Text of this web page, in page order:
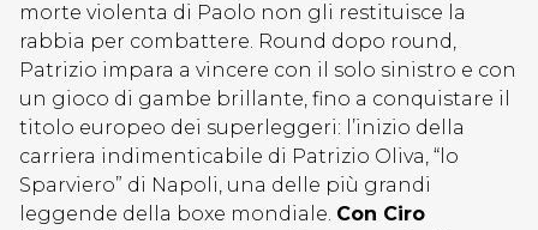
morte violenta di Paolo non gli restituisce la
rabbia per combattere. Round dopo round,
Patrizio impara a vincere con il solo sinistro e con
un gioco di gambe brillante, fino a conquistare il
titolo europeo dei superleggeri: l’inizio della
carriera indimenticabile di Patrizio Oliva, “lo
Sparviero” di Napoli, una delle più grandi
leggende della boxe mondiale. Con Ciro